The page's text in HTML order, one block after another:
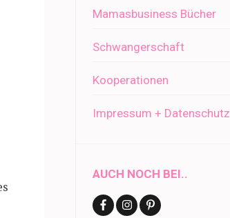
Mamasbusiness Bücher
Schwangerschaft
Kooperationen
Impressum + Datenschutz
AUCH NOCH BEI..